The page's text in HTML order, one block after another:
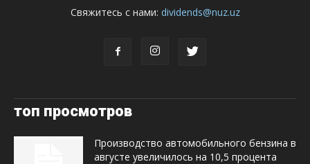
Свяжитесь с нами: dividends@nuz.uz
топ просмотров
Производство автомобильного бензина в
августе увеличилось на 10,5 процента